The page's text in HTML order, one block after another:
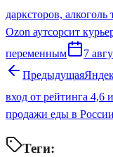
дарксторов,
Ozon аутсорсит
переменным
7
Предыдущая
вход от рейтинга 4,6
продажи еды в
Теги: